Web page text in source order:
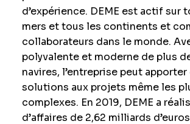
d’expérience. DEME est actif sur
mers et tous les continents et
collaborateurs dans le monde.
polyvalente et moderne de plus
navires, l’entreprise peut apporter
solutions aux projets même les
complexes. En 2019, DEME a
d’affaires de 2,62 milliards